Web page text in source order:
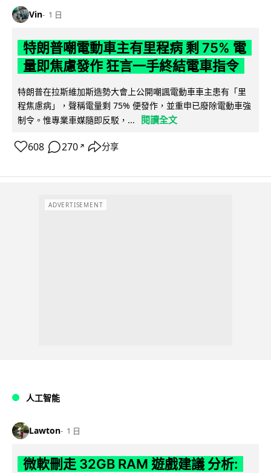
Vin 1 日
特朗普嘲電動車主有里程病 剩 75% 電
量即焦慮發作 狂言一手終結電車指令
特朗普在拉斯維加斯造勢大會上公開嘲諷電動車車主患有「里
程焦慮病」，聲稱電量剩 75% 便發作，並重申已廢除電動車強
制令。惟專業車媒隨即反駁，...
閱讀全文
608 270 ↗ 分享
ADVERTISEMENT
人工智能
Lawton 1 日
微軟刪走 32GB RAM 遊戲建議 分析: